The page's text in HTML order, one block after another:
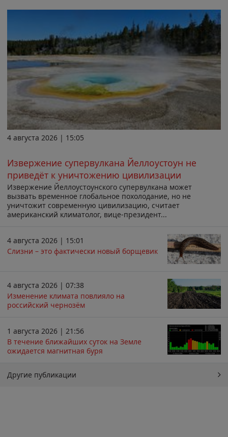
4 августа 2026 | 15:05
Извержение супервулкана Йеллоустоун не
приведёт к уничтожению цивилизации
Извержение Йеллоустоунского супервулкана может
вызвать временное глобальное похолодание, но не
уничтожит современную цивилизацию, считает
американский климатолог, вице-президент...
4 августа 2026 | 15:01
Слизни – это фактически новый борщевик
4 августа 2026 | 07:38
Изменение климата повлияло на
российский чернозём
1 августа 2026 | 21:56
В течение ближайших суток на Земле
ожидается магнитная буря
Другие публикации